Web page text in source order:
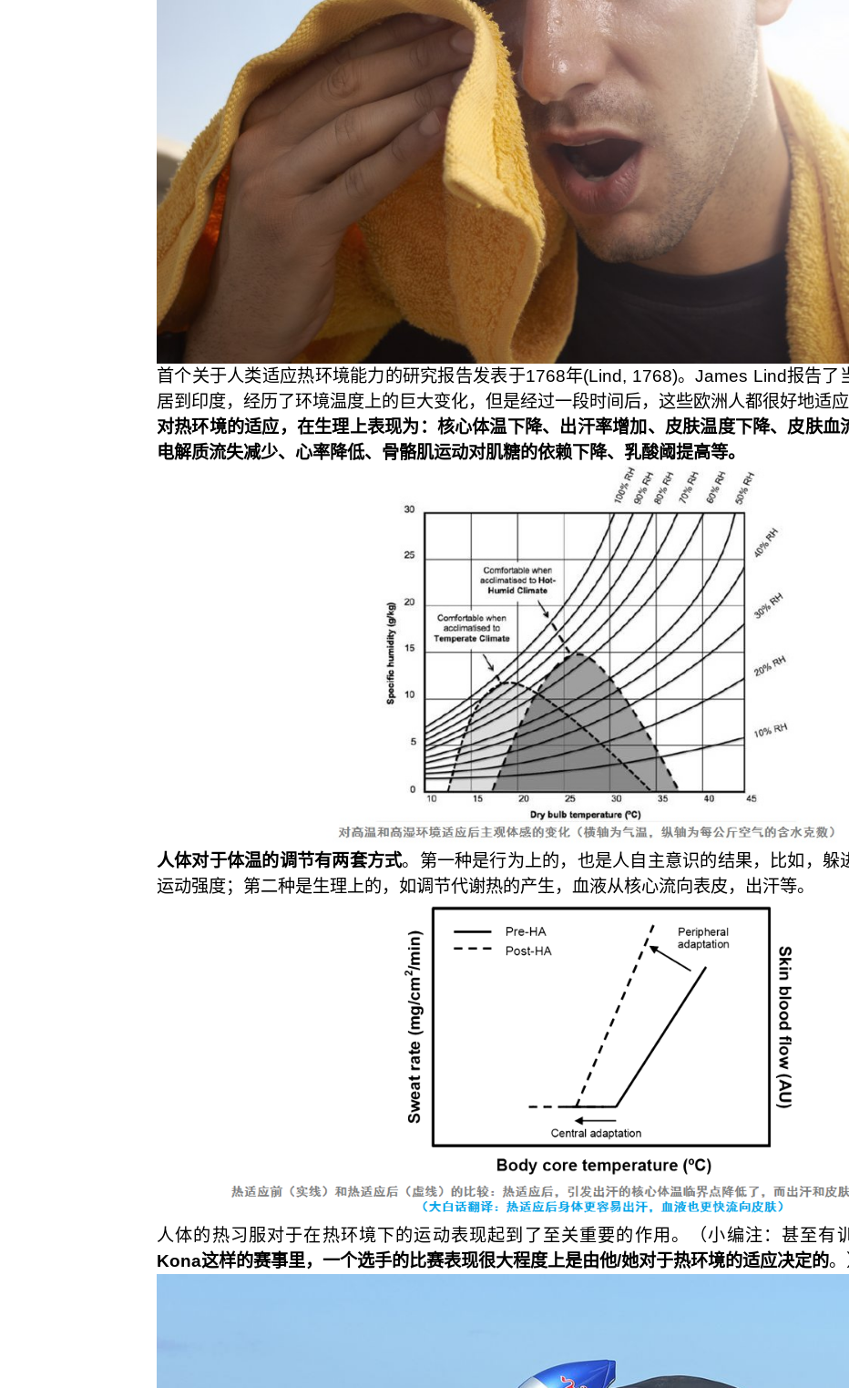
首个关于人类适应热环境能力的研究报告发表于1768年(Lind, 1768)。James Lind报告了
居到印度，经历了环境温度上的巨大变化，但是经过一段时间后，这些欧洲人都很好地适应
对热环境的适应，在生理上表现为：核心体温下降、出汗率增加、皮肤温度下降、皮肤血
电解质流失减少、心率降低、骨骼肌运动对肌糖的依赖下降、乳酸阈提高等。
人体对于体温的调节有两套方式。第一种是行为上的，也是人自主意识的结果，比如，躲
运动强度；第二种是生理上的，如调节代谢热的产生，血液从核心流向表皮，出汗等。
人体的热习服对于在热环境下的运动表现起到了至关重要的作用。（小编注：甚至有
Kona这样的赛事里，一个选手的比赛表现很大程度上是由他/她对于热环境的适应决定的。